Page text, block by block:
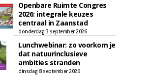
Openbare Ruimte Congres
2026: integrale keuzes
centraal in Zaanstad
donderdag 3 september 2026
Lunchwebinar: zo voorkom je
dat natuurinclusieve
ambities stranden
dinsdag 8 september 2026